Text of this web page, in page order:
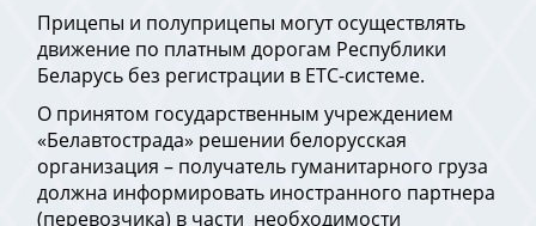
Прицепы и полуприцепы могут осуществлять
движение по платным дорогам Республики
Беларусь без регистрации в ЕТС-системе.
О принятом государственным учреждением
«Белавтострада» решении белорусская
организация – получатель гуманитарного груза
должна информировать иностранного партнера
(перевозчика) в части необходимости